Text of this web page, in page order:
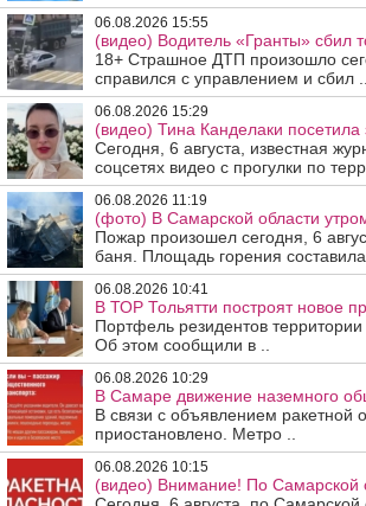
06.08.2026 15:55
(видео) Водитель «Гранты» сбил
18+ Страшное ДТП произошло
справился с управлением и сбил ..
06.08.2026 15:29
(видео) Тина Канделаки посетила
Сегодня, 6 августа, известная
соцсетях видео с прогулки по
06.08.2026 11:19
(фото) В Самарской области
Пожар произошел сегодня, 6
баня. Площадь горения
06.08.2026 10:41
В ТОР Тольятти построят новое
Портфель резидентов
Об этом сообщили в ..
06.08.2026 10:29
В Самаре движение наземного
В связи с объявлением ракетной
приостановлено. Метро ..
06.08.2026 10:15
(видео) Внимание! По Самарской